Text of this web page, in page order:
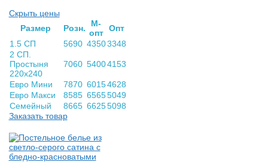
Скрыть цены
Раз­мер
Розн.
М-
опт Опт
1.5 СП
5690 43503348
2 СП.
Простыня
220х240
7060 54004153
Евро Мини 7870 60154628
Евро Макси
8585 65655049
Семейный
8665 66255098
Заказать товар